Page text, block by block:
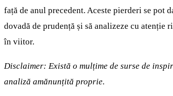
față de anul precedent. Aceste pierderi se
dovadă de prudență și să analizeze cu
în viitor.
Disclaimer: Există o mulțime de surse de
analiză amănunțită proprie.